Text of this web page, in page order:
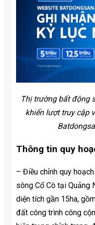
Thị trường bất động
khiến lượt truy cập
Thông tin quy
– Điều chỉnh quy
sông Cổ Cò tại Quảng
diện tích gần 15ha,
đất công trình công